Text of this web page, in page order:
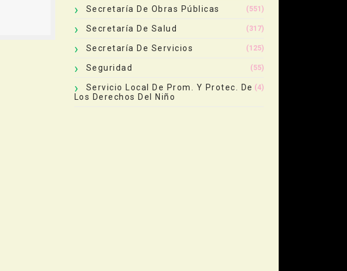
Secretaría De Obras Públicas (551)
Secretaría De Salud (317)
Secretaría De Servicios (125)
Seguridad (55)
Servicio Local De Prom. Y Protec. De
Los Derechos Del Niño
(4)